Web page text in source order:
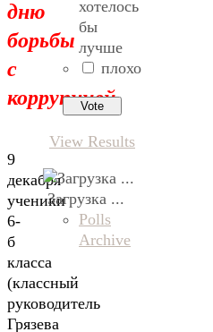
дню
борьбы
с
коррупцией
9
декабря
ученики
6-
б
класса
(классный
руководитель
Грязева
хотелось
бы
лучше
плохо
View Results
Загрузка ...
Polls
Archive